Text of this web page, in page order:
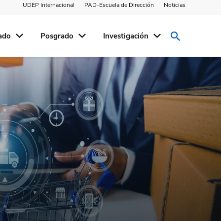
UDEP Internacional PAD-Escuela de Dirección Noticias
Posgrado Investigación